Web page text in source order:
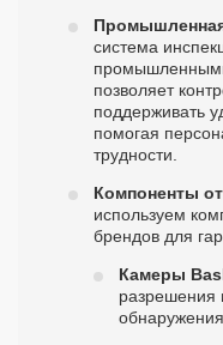
система
позволяет
поддерживать
помогая
трудности.
Компоненты
используем
брендов для
Камеры
разрешения